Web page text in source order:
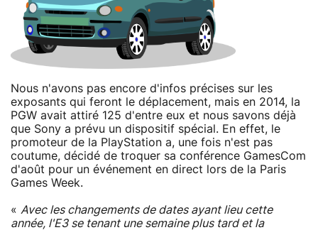
Nous n'avons pas encore d'infos précises sur les
exposants qui feront le déplacement, mais en 2014, la
PGW avait attiré 125 d'entre eux et nous savons déjà
que Sony a prévu un dispositif spécial. En effet, le
promoteur de la PlayStation a, une fois n'est pas
coutume, décidé de troquer sa conférence GamesCom
d'août pour un événement en direct lors de la Paris
Games Week.
« Avec les changements de dates ayant lieu cette
année, l'E3 se tenant une semaine plus tard et la